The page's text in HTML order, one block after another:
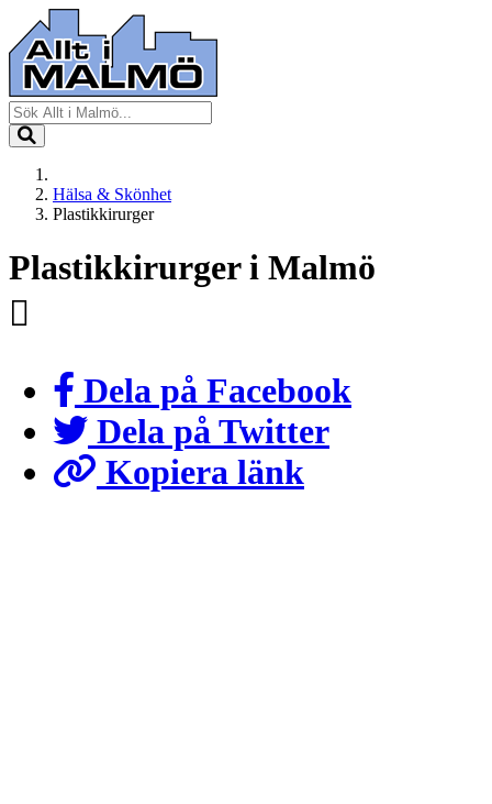
Hälsa & Skönhet
Plastikkirurger
Plastikkirurger i Malmö
Dela på Facebook
Dela på Twitter
Kopiera länk